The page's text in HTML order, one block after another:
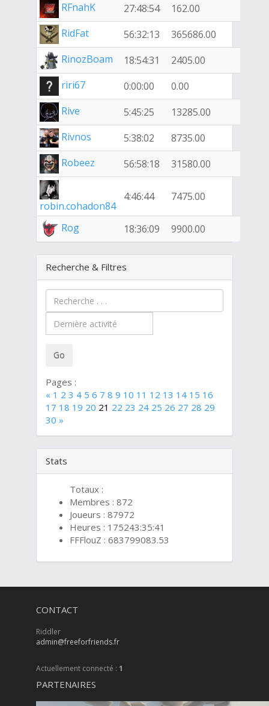
RFnahK
27:48:54
162.00
RidFat
56:32:13
365686.00
RinozBoam
18:54:31
2405.00
riri67
0:00:00
0.00
Rive
5:45:25
13285.00
Rivnos
5:38:02
8735.00
Robeez
56:58:18 31580.00
robin.cohadon84
4:46:44 7475.00
Rog 18:36:09 9900.00
Recherche & Filtres
Pages :
« 1 2 3 4 5 6 7 8 9 10 11 12 13 14 15 16
17 18 19 20 21 22 23 24 25 26 27 28 29
30 »
Stats
Totaux :
Membres : 872
Joueurs : 87972
Heures : 175243:35:41
FFFlouZ : 683799083.53
CONTACT
Riddler
admin@freeforfriends.fr
Actuellement connecté : 1
PARTENAIRES